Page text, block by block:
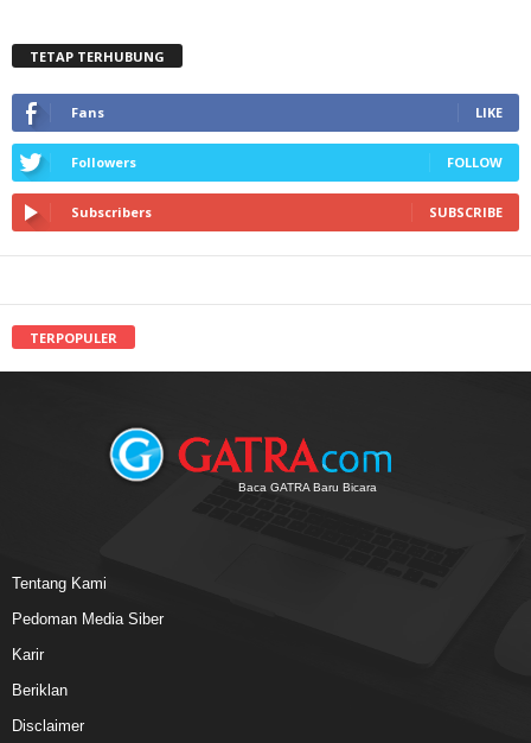
TETAP TERHUBUNG
Fans LIKE
Followers FOLLOW
Subscribers SUBSCRIBE
TERPOPULER
Baca GATRA Baru Bicara
Tentang Kami
Pedoman Media Siber
Karir
Beriklan
Disclaimer